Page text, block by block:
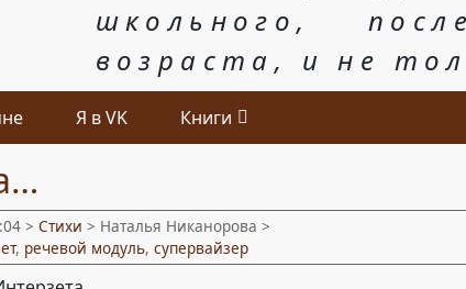
школьного,
возраста, и не
Я в VK Книги
>Стихи > Наталья Никанорова >
, речевой модуль,супервайзер